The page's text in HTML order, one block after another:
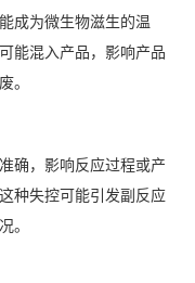
成为微生物滋生的温
能混入产品，影响产品
。
确，影响反应过程或产
种失控可能引发副反应
。